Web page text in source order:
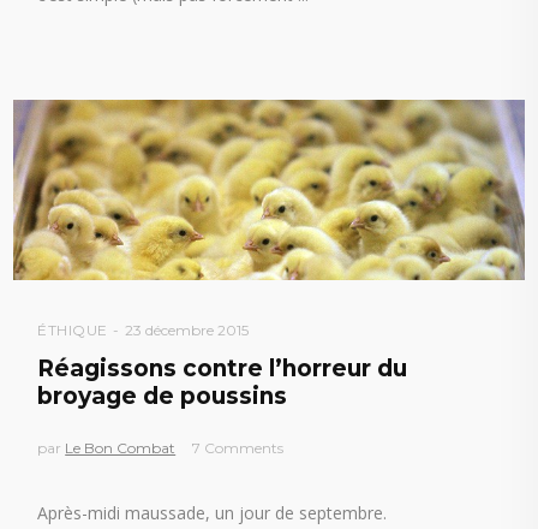
ÉTHIQUE 23 décembre 2015
Réagissons contre l’horreur du
broyage de poussins
par Le Bon Combat 7 Comments
Après-midi maussade, un jour de septembre.